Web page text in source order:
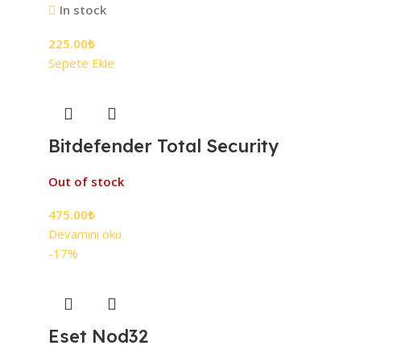
In stock
225.00₺
Sepete Ekle
Bitdefender Total Security
Out of stock
475.00₺
Devamını oku
-17%
Eset Nod32